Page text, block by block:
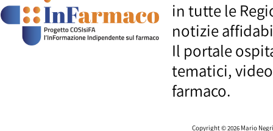
in tutte le
notizie
Il portale
tematici,
farmaco.
Copyright © 2026 Mario